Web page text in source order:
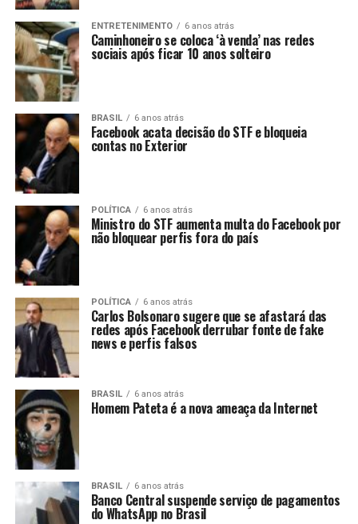
ENTRETENIMENTO 6 anos atrás
Caminhoneiro se coloca ‘à venda’ nas redes
sociais após ficar 10 anos solteiro
BRASIL 6 anos atrás
Facebook acata decisão do STF e bloqueia
contas no Exterior
POLÍTICA 6 anos atrás
Ministro do STF aumenta multa do Facebook por
não bloquear perfis fora do país
POLÍTICA 6 anos atrás
Carlos Bolsonaro sugere que se afastará das
redes após Facebook derrubar fonte de fake
news e perfis falsos
BRASIL 6 anos atrás
Homem Pateta é a nova ameaça da Internet
BRASIL 6 anos atrás
Banco Central suspende serviço de pagamentos
do WhatsApp no Brasil